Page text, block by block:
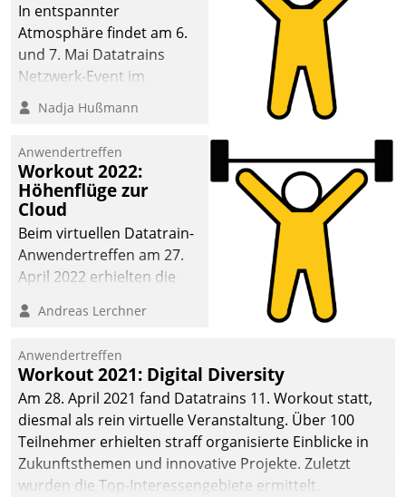
In entspannter
Atmosphäre findet am 6.
und 7. Mai Datatrains
Netzwerk-Event im
Kunden- und Partnerkreis
statt. Zentrale Frage: Wie
Mammutprojekte
meistern und Workloads
wuppen – bei zunehmend
anspruchsvollen
Aufgaben und
abnehmendem
Nadja Hußmann
Anwendertreffen
Workout 2022:
Höhenflüge zur
Cloud
Beim virtuellen Datatrain-
Anwendertreffen am 27.
April 2022 erhielten die
Teilnehmer kurzweilige
Cloud-Strategien und -
Lösungen mit hohem
Zukunftspotenzial.
Andreas Lerchner
Anwendertreffen
Workout 2021: Digital Diversity
Am 28. April 2021 fand Datatrains 11. Workout statt,
diesmal als rein virtuelle Veranstaltung. Über 100
Teilnehmer erhielten straff organisierte Einblicke in
Zukunftsthemen und innovative Projekte. Zuletzt
wurden die Top-Interessengebiete ermittelt.